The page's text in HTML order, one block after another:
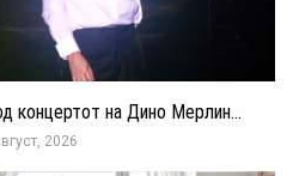
концертот на Дино Мерлин...
2026